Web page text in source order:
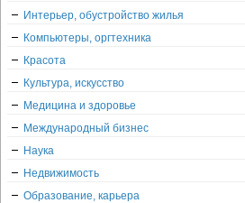
Интерьер, обустройство жилья
Компьютеры, оргтехника
Красота
Культура, искусство
Медицина и здоровье
Международный бизнес
Наука
Недвижимость
Образование, карьера